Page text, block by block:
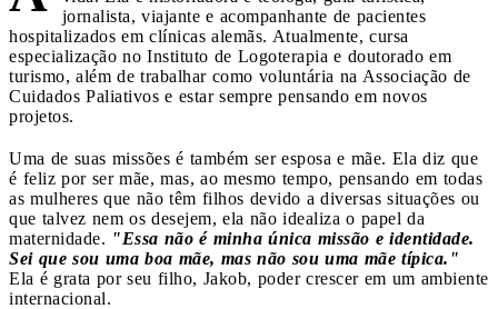
jornalista, viajante e acompanhante de pacientes
hospitalizados em clínicas alemãs. Atualmente, cursa
especialização no Instituto de Logoterapia e doutorado em
turismo, além de trabalhar como voluntária na Associação de
Cuidados Paliativos e estar sempre pensando em novos
projetos.
Uma de suas missões é também ser esposa e mãe. Ela diz que
é feliz por ser mãe, mas, ao mesmo tempo, pensando em todas
as mulheres que não têm filhos devido a diversas situações ou
que talvez nem os desejem, ela não idealiza o papel da
maternidade. "Essa não é minha única missão e identidade.
Sei que sou uma boa mãe, mas não sou uma mãe típica."
Ela é grata por seu filho, Jakob, poder crescer em um ambiente
internacional.